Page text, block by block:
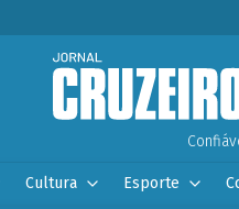
Cultura Esporte